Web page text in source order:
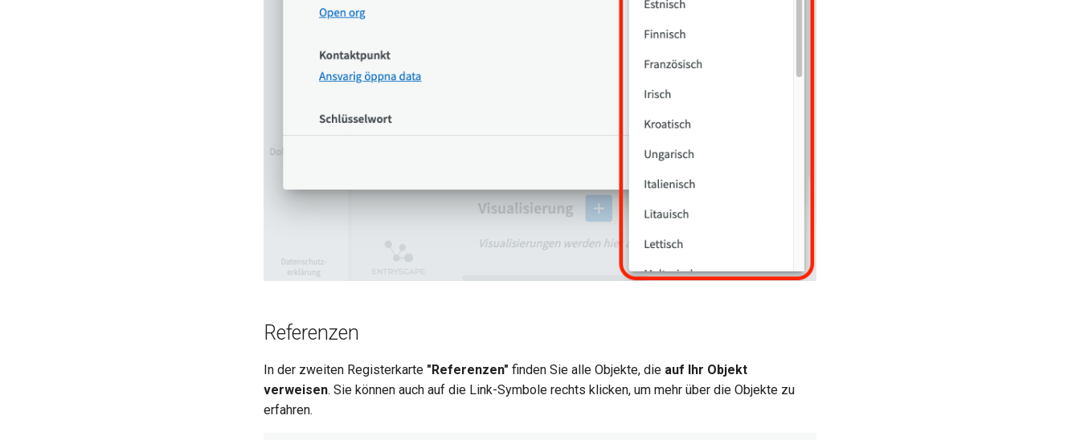
Referenzen
In der zweiten Registerkarte "Referenzen" finden Sie alle Objekte, die auf Ihr Objekt
verweisen. Sie können auch auf die Link-Symbole rechts klicken, um mehr über die Objekte zu
erfahren.